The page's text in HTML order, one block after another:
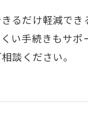
るだけ軽減でき
い手続きもサポ
談ください。